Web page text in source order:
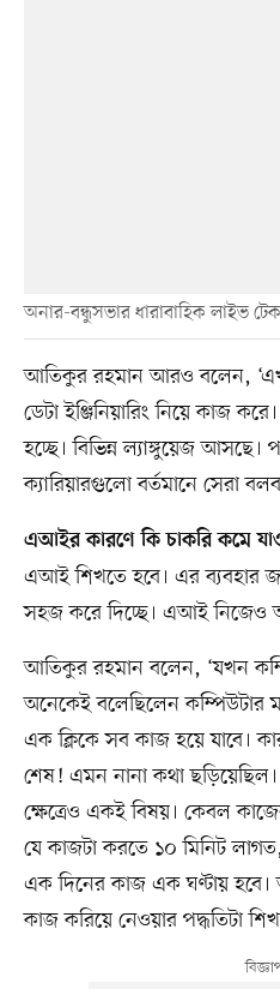
অনার-বন্ধুসভার ধারাবাহিক লাইভ
আতিকুর রহমান আরও বলেন,
ডেটা ইঞ্জিনিয়ারিং নিয়ে কাজ
হচ্ছে। বিভিন্ন ল্যাঙ্গুয়েজ
ক্যারিয়ারগুলো বর্তমানে সেরা
এআইর কারণে কি চাকরি কমে
এআই শিখতে হবে। এর ব্যবহার
সহজ করে দিচ্ছে। এআই নিজেও
আতিকুর রহমান বলেন, ‘যখন
অনেকেই বলেছিলেন কম্পিউটার
এক ক্লিকে সব কাজ হয়ে যাবে।
শেষ! এমন নানা কথা
ক্ষেত্রেও একই বিষয়। কেবল
যে কাজটা করতে ১০ মিনিট
এক দিনের কাজ এক ঘণ্টায়
কাজ করিয়ে নেওয়ার পদ্ধতিটা